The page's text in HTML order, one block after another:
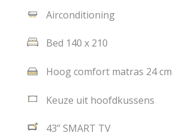
Airconditioning
Bed 140 x 210
Hoog comfort matras 24 cm
Keuze uit hoofdkussens
43’’ SMART TV